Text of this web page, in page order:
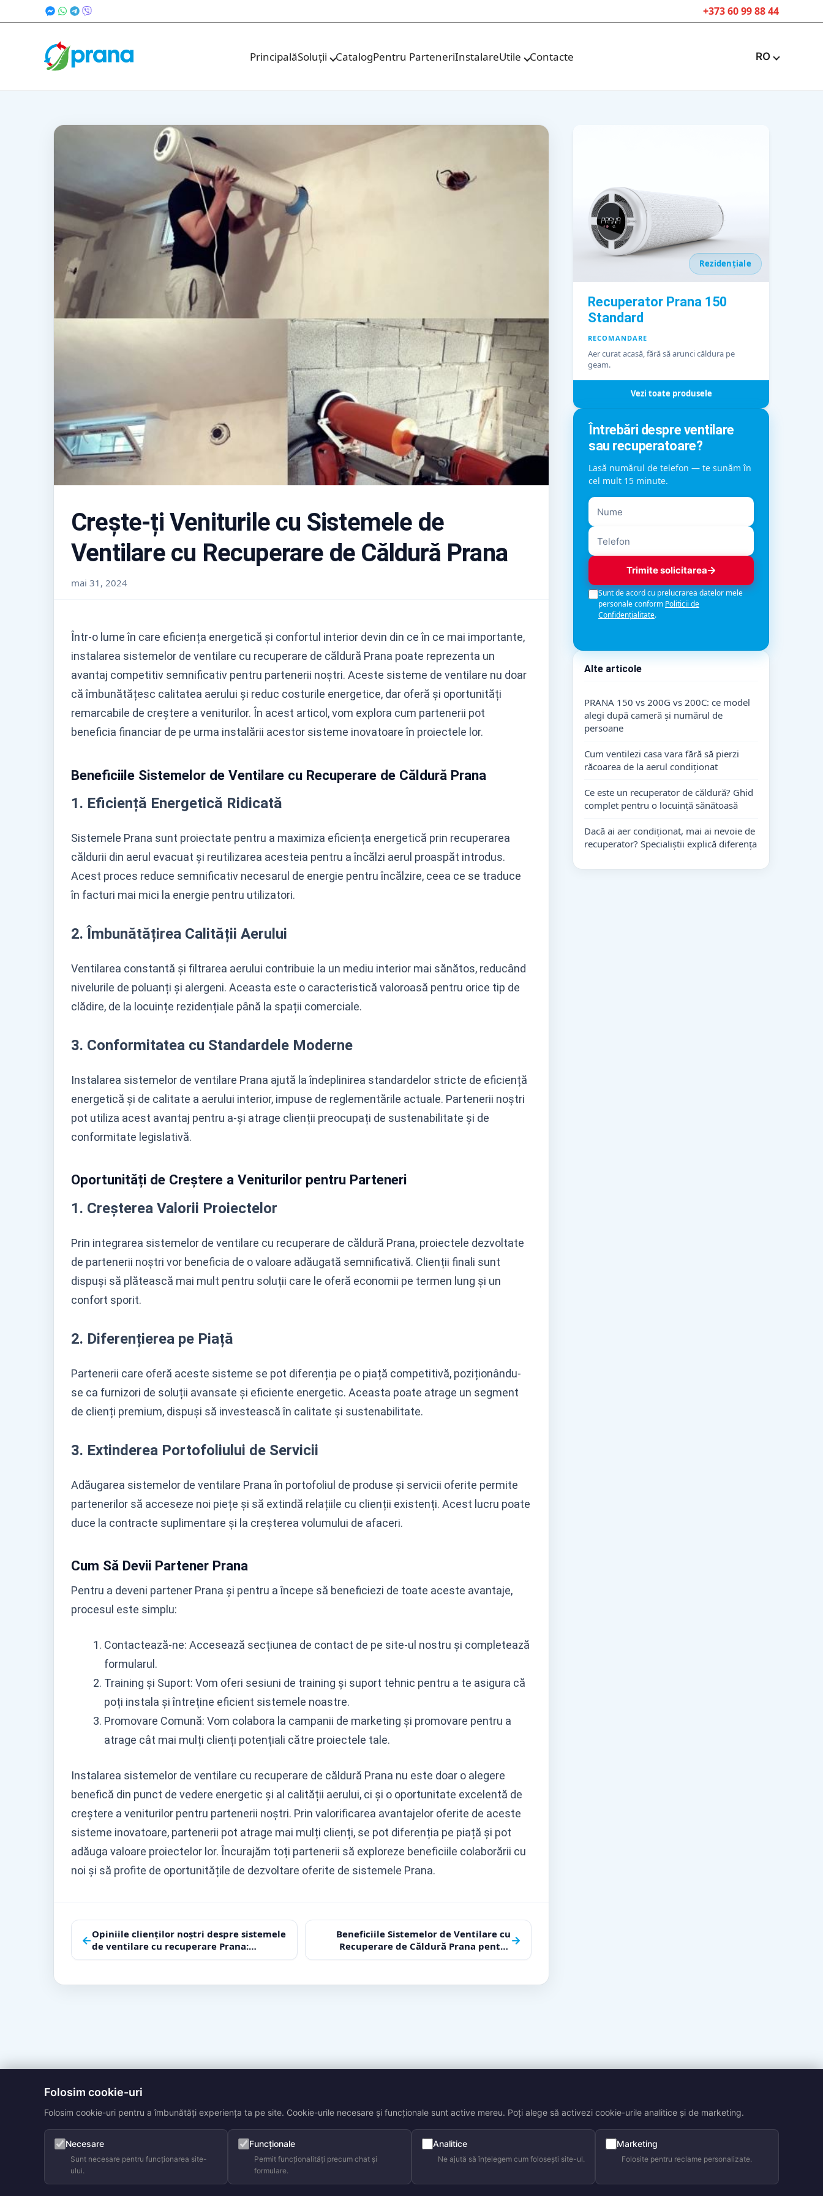
Folosim cookie-uri
Folosim cookie-uri pentru a îmbunătăți experiența ta pe site. Cookie-urile necesare și funcționale sunt active mereu. Poți alege să activezi cookie-urile analitice și de marketing.
Necesare
Sunt necesare pentru funcționarea site-
ului.
Funcționale
Permit funcționalități precum chat și
formulare.
Analitice
Ne ajută să înțelegem cum folosești site-ul.
Marketing
Folosite pentru reclame personalizate.
+373 60 99 88 44
PrincipalăSoluții CatalogPentru ParteneriInstalareUtile Contacte RO
Crește-ți Veniturile cu Sistemele de
Ventilare cu Recuperare de Căldură Prana
mai 31, 2024
Într-o lume în care eficiența energetică și confortul interior devin din ce în ce mai importante,
instalarea sistemelor de ventilare cu recuperare de căldură Prana poate reprezenta un
avantaj competitiv semnificativ pentru partenerii noștri. Aceste sisteme de ventilare nu doar
că îmbunătățesc calitatea aerului și reduc costurile energetice, dar oferă și oportunități
remarcabile de creștere a veniturilor. În acest articol, vom explora cum partenerii pot
beneficia financiar de pe urma instalării acestor sisteme inovatoare în proiectele lor.
Beneficiile Sistemelor de Ventilare cu Recuperare de Căldură Prana
1. Eficiență Energetică Ridicată
Sistemele Prana sunt proiectate pentru a maximiza eficiența energetică prin recuperarea
căldurii din aerul evacuat și reutilizarea acesteia pentru a încălzi aerul proaspăt introdus.
Acest proces reduce semnificativ necesarul de energie pentru încălzire, ceea ce se traduce
în facturi mai mici la energie pentru utilizatori.
2. Îmbunătățirea Calității Aerului
Ventilarea constantă și filtrarea aerului contribuie la un mediu interior mai sănătos, reducând
nivelurile de poluanți și alergeni. Aceasta este o caracteristică valoroasă pentru orice tip de
clădire, de la locuințe rezidențiale până la spații comerciale.
3. Conformitatea cu Standardele Moderne
Instalarea sistemelor de ventilare Prana ajută la îndeplinirea standardelor stricte de eficiență
energetică și de calitate a aerului interior, impuse de reglementările actuale. Partenerii noștri
pot utiliza acest avantaj pentru a-și atrage clienții preocupați de sustenabilitate și de
conformitate legislativă.
Oportunități de Creștere a Veniturilor pentru Parteneri
1. Creșterea Valorii Proiectelor
Prin integrarea sistemelor de ventilare cu recuperare de căldură Prana, proiectele dezvoltate
de partenerii noștri vor beneficia de o valoare adăugată semnificativă. Clienții finali sunt
dispuși să plătească mai mult pentru soluții care le oferă economii pe termen lung și un
confort sporit.
2. Diferențierea pe Piață
Partenerii care oferă aceste sisteme se pot diferenția pe o piață competitivă, poziționându-
se ca furnizori de soluții avansate și eficiente energetic. Aceasta poate atrage un segment
de clienți premium, dispuși să investească în calitate și sustenabilitate.
3. Extinderea Portofoliului de Servicii
Adăugarea sistemelor de ventilare Prana în portofoliul de produse și servicii oferite permite
partenerilor să acceseze noi piețe și să extindă relațiile cu clienții existenți. Acest lucru poate
duce la contracte suplimentare și la creșterea volumului de afaceri.
Cum Să Devii Partener Prana
Pentru a deveni partener Prana și pentru a începe să beneficiezi de toate aceste avantaje,
procesul este simplu:
Contactează-ne: Accesează secțiunea de contact de pe site-ul nostru și completează
formularul.
Training și Suport: Vom oferi sesiuni de training și suport tehnic pentru a te asigura că
poți instala și întreține eficient sistemele noastre.
Promovare Comună: Vom colabora la campanii de marketing și promovare pentru a
atrage cât mai mulți clienți potențiali către proiectele tale.
Instalarea sistemelor de ventilare cu recuperare de căldură Prana nu este doar o alegere
benefică din punct de vedere energetic și al calității aerului, ci și o oportunitate excelentă de
creștere a veniturilor pentru partenerii noștri. Prin valorificarea avantajelor oferite de aceste
sisteme inovatoare, partenerii pot atrage mai mulți clienți, se pot diferenția pe piață și pot
adăuga valoare proiectelor lor. Încurajăm toți partenerii să exploreze beneficiile colaborării cu
noi și să profite de oportunitățile de dezvoltare oferite de sistemele Prana.
Navigare
în
articole
←Opiniile clienților noștri despre sistemele
de ventilare cu recuperare Prana:
cuvintele lor ne inspiră!
Beneficiile Sistemelor de Ventilare cu
Recuperare de Căldură Prana pentru
Companii
→
Rezidențiale
Recuperator Prana 150
Standard
RECOMANDARE
Aer curat acasă, fără să arunci căldura pe
geam.
Vezi toate produsele
Întrebări despre ventilare
sau recuperatoare?
Lasă numărul de telefon — te sunăm în
cel mult 15 minute.
Trimite solicitarea
Sunt de acord cu prelucrarea datelor mele
personale conform Politicii de
Confidențialitate.
Alte articole
PRANA 150 vs 200G vs 200C: ce model
alegi după cameră și numărul de
persoane
Cum ventilezi casa vara fără să pierzi
răcoarea de la aerul condiționat
Ce este un recuperator de căldură? Ghid
complet pentru o locuință sănătoasă
Dacă ai aer condiționat, mai ai nevoie de
recuperator? Specialiștii explică diferența